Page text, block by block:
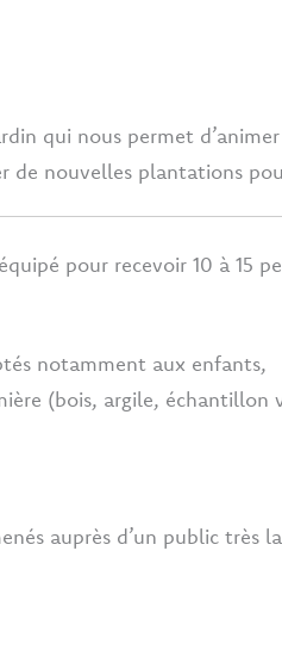
qui nous permet
de nouvelles plantations
pour recevoir 10 à 15
notamment aux enfants,
(bois, argile, échantillon
auprès d’un public très